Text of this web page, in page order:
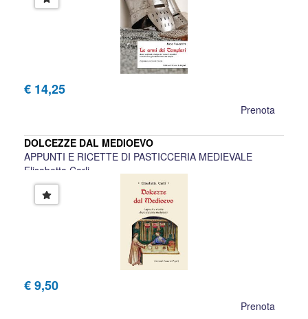
€ 14,25
Prenota
DOLCEZZE DAL MEDIOEVO
APPUNTI E RICETTE DI PASTICCERIA MEDIEVALE
Elisabetta Carli
€ 9,50
Prenota